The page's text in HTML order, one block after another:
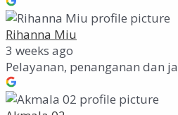
Rihanna Miu
3 weeks ago
Pelayanan, penanganan dan